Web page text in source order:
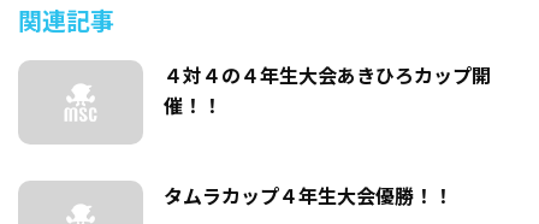
関連記事
４対４の４年生大会あきひろカップ開
催！！
タムラカップ４年生大会優勝！！